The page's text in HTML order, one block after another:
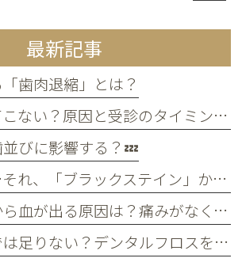
最新記事
歯肉退縮」とは？
永久歯が生えてこない？原因と受診のタイミングについて
びに影響する？💤
歯に黒い線が…それ、「ブラックステイン」かもしれません！
歯磨きで歯茎から血が出る原因は？痛みがなくても受診すべき判断基準
歯ブラシだけでは足りない？デンタルフロスを使うメリット